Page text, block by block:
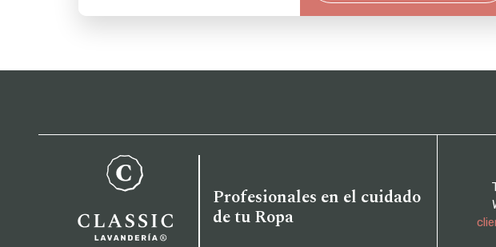
Profesionales en el cuidado
de tu Ropa